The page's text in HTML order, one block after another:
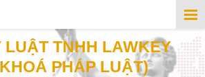
LUẬT TNHH LAWKEY
PHÁP LUẬT)